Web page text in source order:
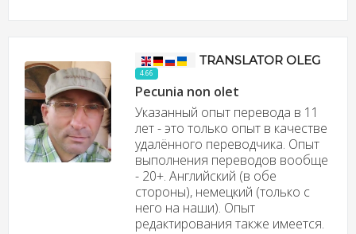
TRANSLATOR OLEG
4.66
Pecunia non olet
Указанный опыт перевода в 11
лет - это только опыт в качестве
удалённого переводчика. Опыт
выполнения переводов вообще
- 20+. Английский (в обе
стороны), немецкий (только с
него на наши). Опыт
редактирования также имеется.